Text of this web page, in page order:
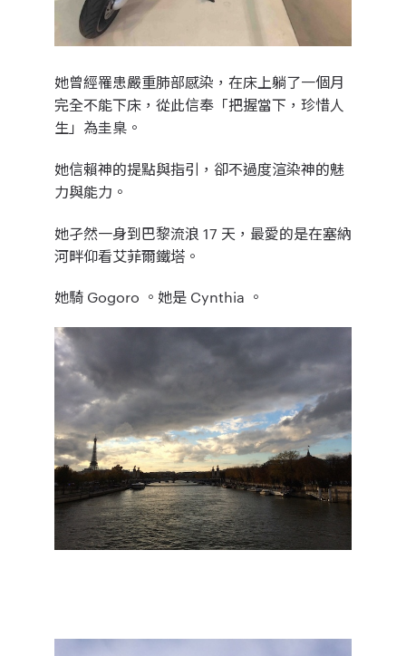
她曾經罹患嚴重肺部感染，在床上躺了一個月
完全不能下床，從此信奉「把握當下，珍惜人
生」為圭臬。
她信賴神的提點與指引，卻不過度渲染神的魅
力與能力。
她孑然一身到巴黎流浪 17 天，最愛的是在塞納
河畔仰看艾菲爾鐵塔。
她騎 Gogoro 。她是 Cynthia 。